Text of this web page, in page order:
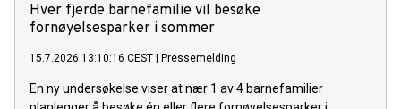
Hver fjerde barnefamilie vil besøke
fornøyelsesparker i sommer
15.7.2026 13:10:16 CEST | Pressemelding
En ny undersøkelse viser at nær 1 av 4 barnefamilier